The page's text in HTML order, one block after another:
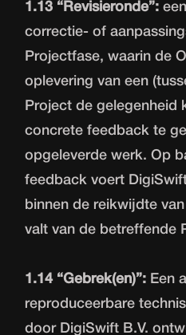
1.13 “Revisieronde”:
correctie- of
Projectfase, waarin de
oplevering van een
Project de gelegenheid
concrete feedback te
opgeleverde werk. Op
feedback voert
binnen de reikwijdte
valt van de betreffende
1.14 “Gebrek(en)”: Een
reproduceerbare
door DigiSwift B.V.